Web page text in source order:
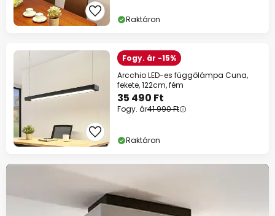
Raktáron
Fogy. ár -15%
Arcchio LED-es függőlámpa Cuna,
fekete, 122cm, fém
35 490 Ft
Fogy. ár41 990 Ft
Raktáron